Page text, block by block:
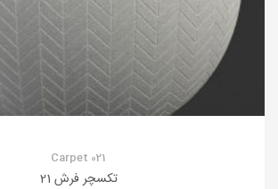
Carpet 021
تکسچر فرش 21